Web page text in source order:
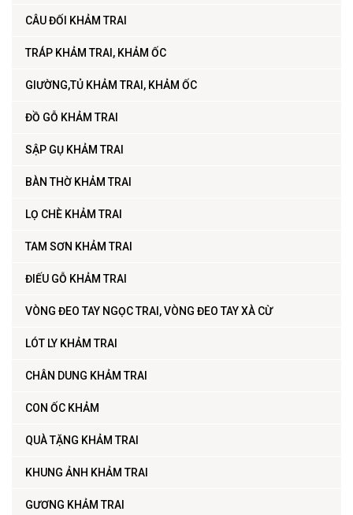
CÂU ĐỐI KHẢM TRAI
TRÁP KHẢM TRAI, KHẢM ỐC
GIƯỜNG,TỦ KHẢM TRAI, KHẢM ỐC
ĐỒ GỖ KHẢM TRAI
SẬP GỤ KHẢM TRAI
BÀN THỜ KHẢM TRAI
LỌ CHÈ KHẢM TRAI
TAM SƠN KHẢM TRAI
ĐIẾU GỖ KHẢM TRAI
VÒNG ĐEO TAY NGỌC TRAI, VÒNG ĐEO TAY XÀ CỪ
LÓT LY KHẢM TRAI
CHÂN DUNG KHẢM TRAI
CON ỐC KHẢM
QUÀ TẶNG KHẢM TRAI
KHUNG ẢNH KHẢM TRAI
GƯƠNG KHẢM TRAI